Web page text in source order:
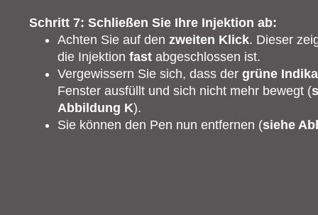
Schritt 7: Schließen Sie Ihre Injektion ab:
Achten Sie auf den zweiten Klick. Dieser
die Injektion fast abgeschlossen ist.
Vergewissern Sie sich, dass der grüne
Fenster ausfüllt und sich nicht mehr bewegt (
Abbildung K).
Sie können den Pen nun entfernen (siehe